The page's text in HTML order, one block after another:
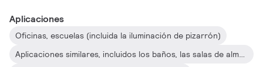
Aplicaciones
Oficinas, escuelas (incluida la iluminación de pizarrón)
Aplicaciones similares, incluidos los baños, las salas de almacenamiento, etc.